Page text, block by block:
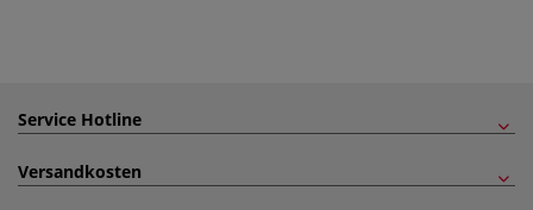
Service Hotline
Versandkosten